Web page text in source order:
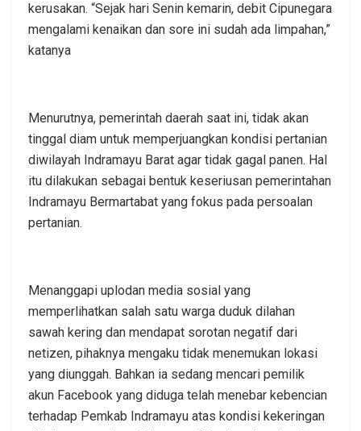
kerusakan. “Sejak hari Senin kemarin, debit Cipunegara
mengalami kenaikan dan sore ini sudah ada limpahan,”
katanya
Menurutnya, pemerintah daerah saat ini, tidak akan
tinggal diam untuk memperjuangkan kondisi pertanian
diwilayah Indramayu Barat agar tidak gagal panen. Hal
itu dilakukan sebagai bentuk keseriusan pemerintahan
Indramayu Bermartabat yang fokus pada persoalan
pertanian.
Menanggapi uplodan media sosial yang
memperlihatkan salah satu warga duduk dilahan
sawah kering dan mendapat sorotan negatif dari
netizen, pihaknya mengaku tidak menemukan lokasi
yang diunggah. Bahkan ia sedang mencari pemilik
akun Facebook yang diduga telah menebar kebencian
terhadap Pemkab Indramayu atas kondisi kekeringan